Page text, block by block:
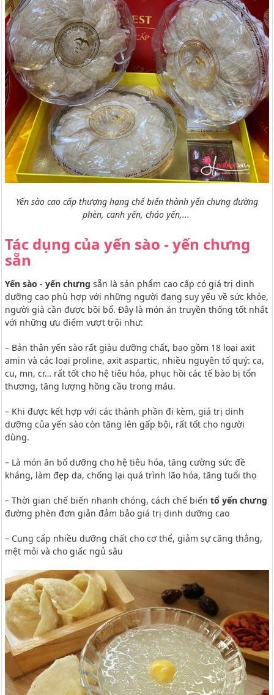
Yến sào cao cấp thượng hạng chế biến thành yến chưng đường
phèn, canh yến, cháo yến,...
Tác dụng của yến sào - yến chưng
sẵn
Yến sào - yến chưng sẵn là sản phẩm cao cấp có giá trị dinh
dưỡng cao phù hợp với những người đang suy yếu về sức khỏe,
người già cần được bồi bổ. Đây là món ăn truyền thống tốt nhất
với những ưu điểm vượt trội như:
– Bản thân yến sào rất giàu dưỡng chất, bao gồm 18 loại axit
amin và các loại proline, axit aspartic, nhiều nguyên tố quý: ca,
cu, mn, cr… rất tốt cho hệ tiêu hóa, phục hồi các tế bào bị tổn
thương, tăng lượng hồng cầu trong máu.
– Khi được kết hợp với các thành phần đi kèm, giá trị dinh
dưỡng của yến sào còn tăng lên gấp bội, rất tốt cho người
dùng.
– Là món ăn bổ dưỡng cho hệ tiêu hóa, tăng cường sức đề
kháng, làm đẹp da, chống lại quá trình lão hóa, tăng tuổi thọ
– Thời gian chế biến nhanh chóng, cách chế biến tổ yến chưng
đường phèn đơn giản đảm bảo giá trị dinh dưỡng cao
– Cung cấp nhiều dưỡng chất cho cơ thể, giảm sự căng thẳng,
mệt mỏi và cho giấc ngủ sâu